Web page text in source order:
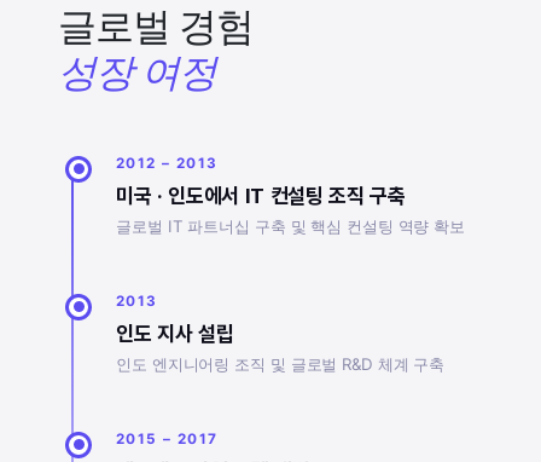
글로벌 경험
성장 여정
2012 – 2013
미국 · 인도에서 IT 컨설팅 조직 구축
글로벌 IT 파트너십 구축 및 핵심 컨설팅 역량 확보
2013
인도 지사 설립
인도 엔지니어링 조직 및 글로벌 R&D 체계 구축
2015 – 2017